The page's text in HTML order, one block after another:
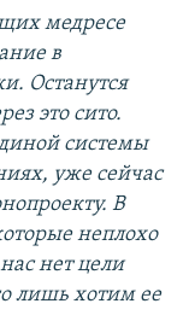
медресе
в
Останутся
это сито.
системы
уже сейчас
В
неплохо
нет цели
лишь хотим ее